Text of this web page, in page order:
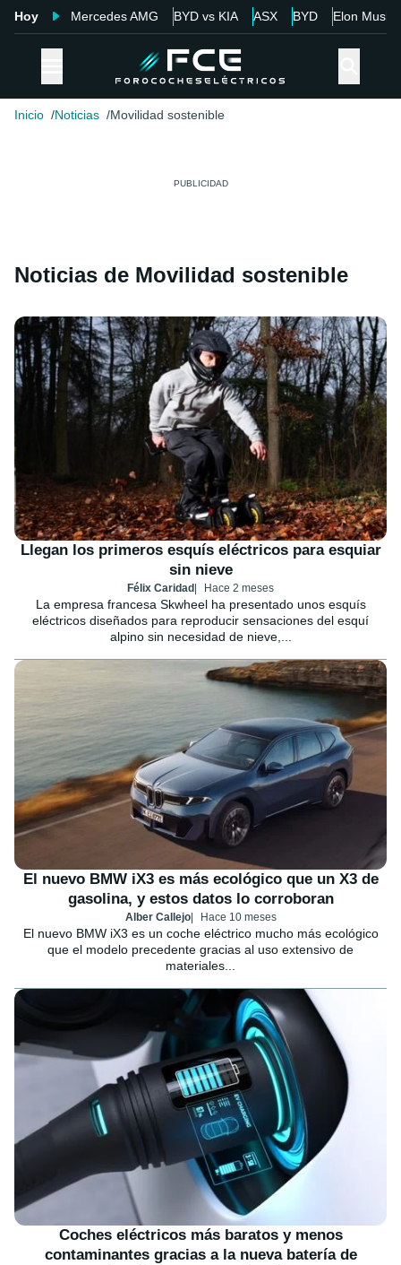
Hoy Mercedes AMG BYD vs KIA ASX BYD Elon Musk
Inicio Noticias Movilidad sostenible
Noticias de Movilidad sostenible
Llegan los primeros esquís eléctricos para esquiar
sin nieve
Félix Caridad Hace 2 meses
La empresa francesa Skwheel ha presentado unos esquís
eléctricos diseñados para reproducir sensaciones del esquí
alpino sin necesidad de nieve,...
El nuevo BMW iX3 es más ecológico que un X3 de
gasolina, y estos datos lo corroboran
Alber Callejo Hace 10 meses
El nuevo BMW iX3 es un coche eléctrico mucho más ecológico
que el modelo precedente gracias al uso extensivo de
materiales...
Coches eléctricos más baratos y menos
contaminantes gracias a la nueva batería de